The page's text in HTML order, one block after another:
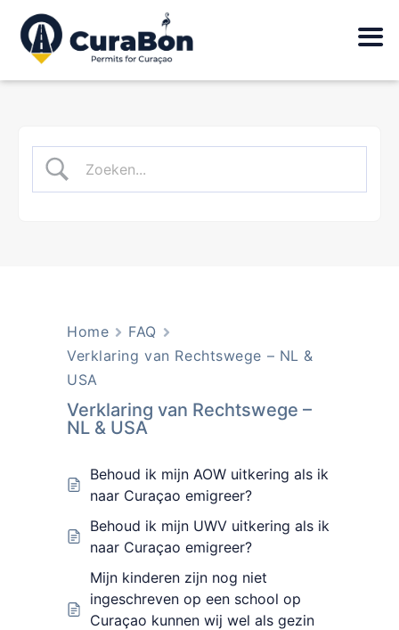
Home
FAQ
Verklaring van Rechtswege – NL &
USA
Verklaring van Rechtswege –
NL & USA
Behoud ik mijn AOW uitkering als ik
naar Curaçao emigreer?
Behoud ik mijn UWV uitkering als ik
naar Curaçao emigreer?
Mijn kinderen zijn nog niet
ingeschreven op een school op
Curaçao kunnen wij wel als gezin